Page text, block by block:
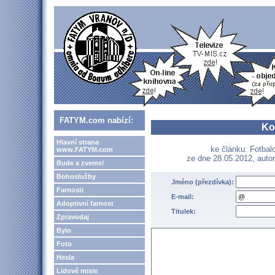
FATYM.com nabízí:
Hlavní strana
www.FATYM.com
Bude a zveme!
Bohoslužby
Farnosti
Adoptivní farnost
Zpravodaj
Bylo
Foto
Hesla
Lidové misie
ke článku:
ze dne 28.05.2012,
Jméno (přezdívka):
E-mail:
Titulek: